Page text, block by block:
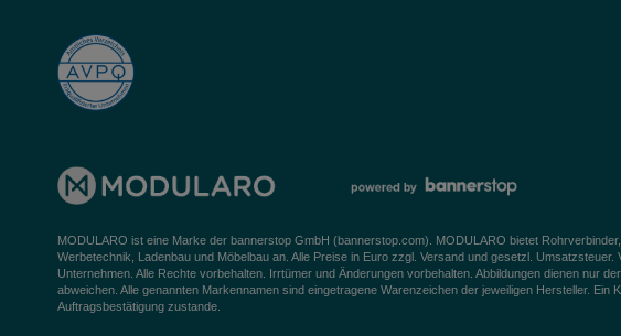
MODULARO ist eine Marke der bannerstop GmbH (bannerstop.com). MODULARO bietet
Werbetechnik, Ladenbau und Möbelbau an. Alle Preise in Euro zzgl. Versand und gesetzl.
Unternehmen. Alle Rechte vorbehalten. Irrtümer und Änderungen vorbehalten. Abbildungen dienen nur
abweichen. Alle genannten Markennamen sind eingetragene Warenzeichen der jeweiligen Hersteller. Ein
Auftragsbestätigung zustande.